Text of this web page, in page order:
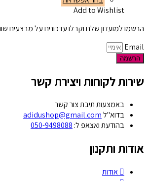
Add to Wishlist
הרשמו למועדון שלנו וקבלו עדכונים על מבצעים
Email
הרשמה
שירות לקוחות ויצירת קשר
באמצעות תיבת צור קשר
בדוא"לadidushop@gmail.com
בהודעת ואצאפ ל: 050-9498088
אודות ותקנון
אודות